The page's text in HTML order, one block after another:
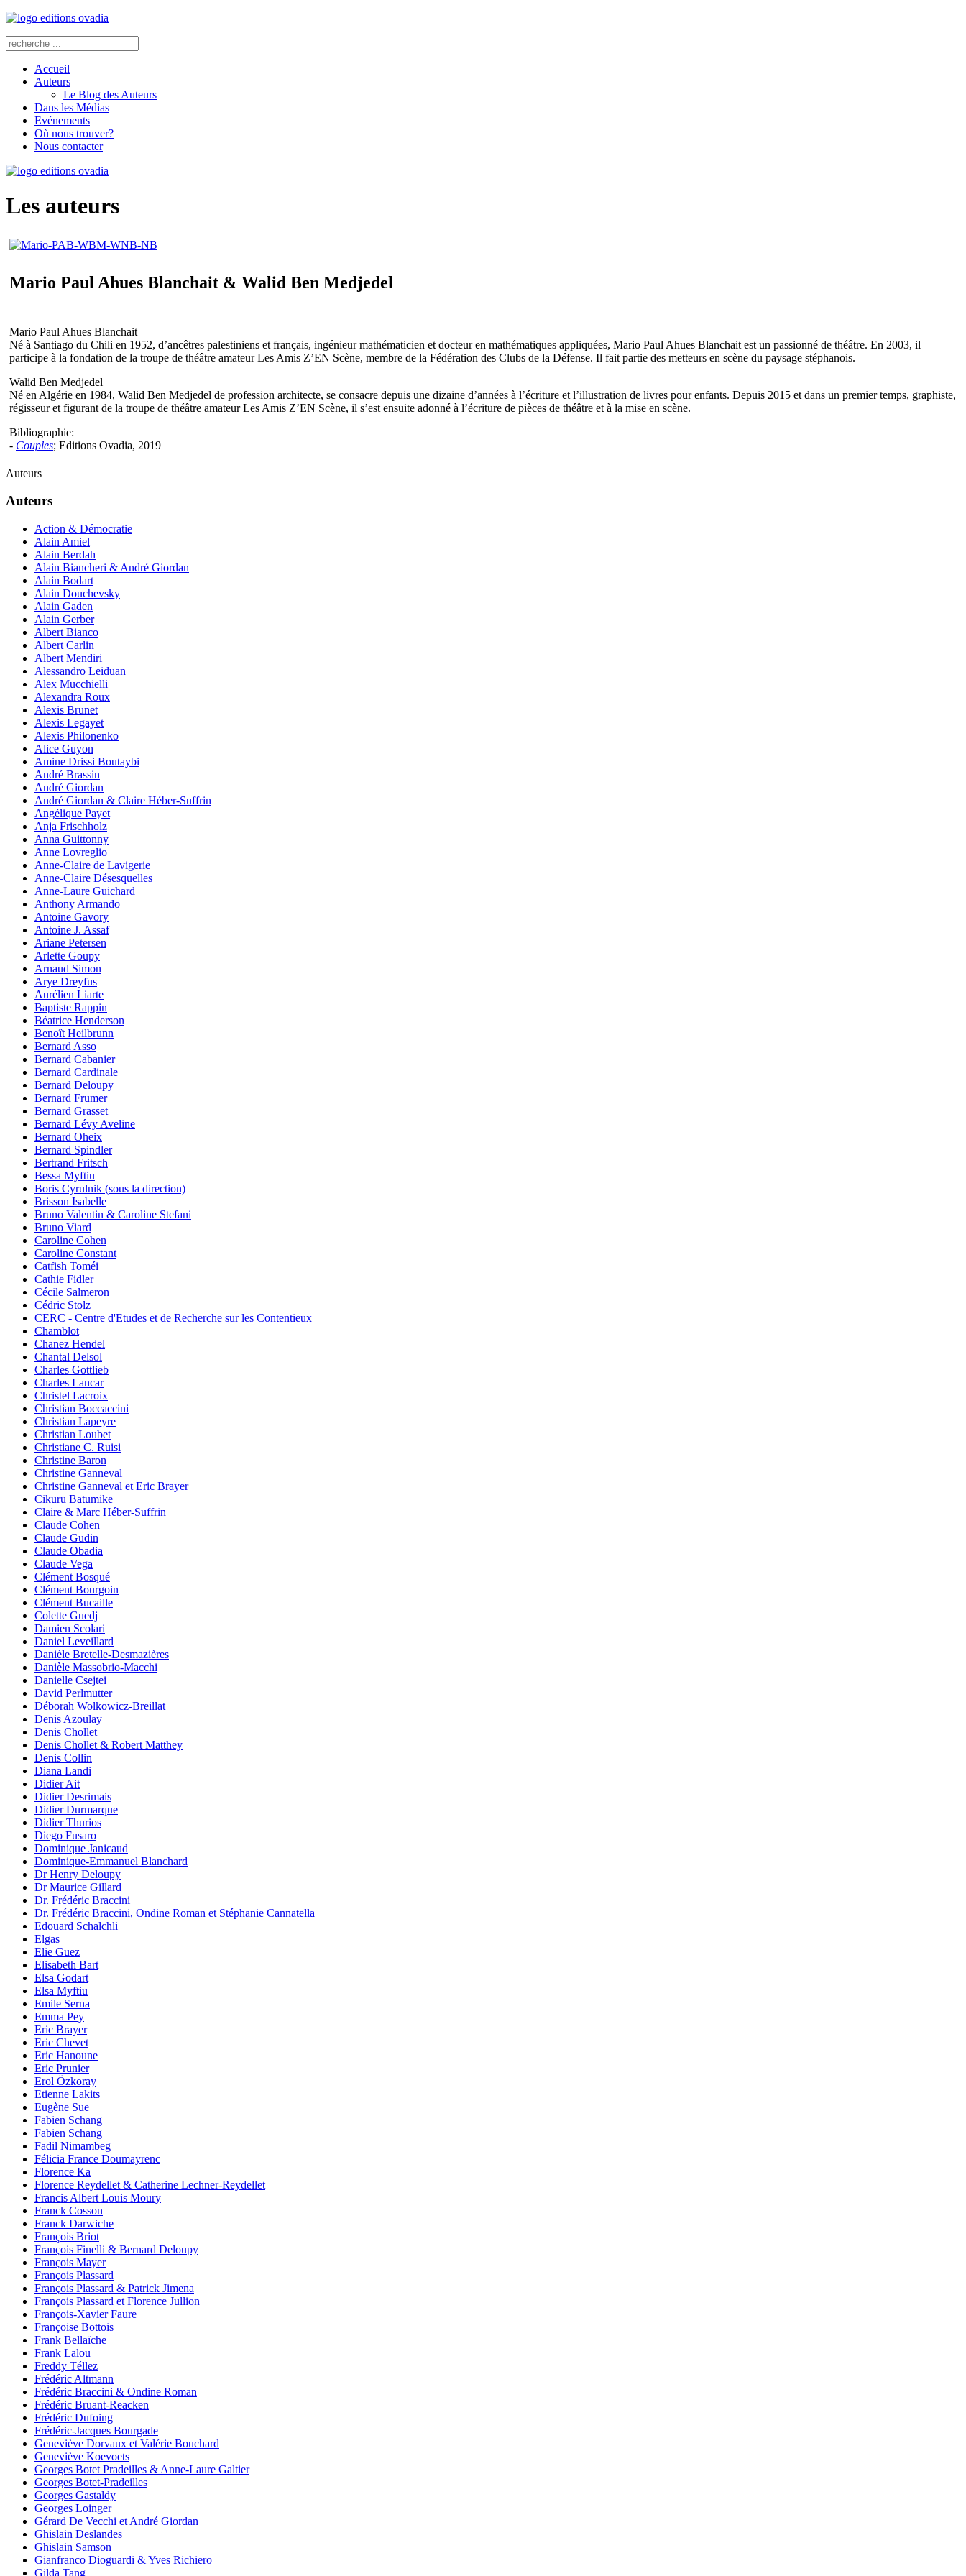
Accueil
Auteurs
Le Blog des Auteurs
Dans les Médias
Evénements
Où nous trouver?
Nous contacter
Les auteurs
Mario Paul Ahues Blanchait & Walid Ben Medjedel
Mario Paul Ahues Blanchait
Né à Santiago du Chili en 1952, d’ancêtres palestiniens et français, ingénieur mathématicien et docteur en mathématiques appliquées, Mario Paul Ahues Blanchait est un passionné de théâtre. En 2003, il
participe à la fondation de la troupe de théâtre amateur Les Amis Z’EN Scène, membre de la Fédération des Clubs de la Défense. Il fait partie des metteurs en scène du paysage stéphanois.
Walid Ben Medjedel
Né en Algérie en 1984, Walid Ben Medjedel de profession architecte, se consacre depuis une dizaine d’années à l’écriture et l’illustration de livres pour enfants. Depuis 2015 et dans un premier temps, graphiste,
régisseur et figurant de la troupe de théâtre amateur Les Amis Z’EN Scène, il s’est ensuite adonné à l’écriture de pièces de théâtre et à la mise en scène.
Bibliographie:
- Couples; Editions Ovadia, 2019
Auteurs
Auteurs
Action & Démocratie
Alain Amiel
Alain Berdah
Alain Biancheri & André Giordan
Alain Bodart
Alain Douchevsky
Alain Gaden
Alain Gerber
Albert Bianco
Albert Carlin
Albert Mendiri
Alessandro Leiduan
Alex Mucchielli
Alexandra Roux
Alexis Brunet
Alexis Legayet
Alexis Philonenko
Alice Guyon
Amine Drissi Boutaybi
André Brassin
André Giordan
André Giordan & Claire Héber-Suffrin
Angélique Payet
Anja Frischholz
Anna Guittonny
Anne Lovreglio
Anne-Claire de Lavigerie
Anne-Claire Désesquelles
Anne-Laure Guichard
Anthony Armando
Antoine Gavory
Antoine J. Assaf
Ariane Petersen
Arlette Goupy
Arnaud Simon
Arye Dreyfus
Aurélien Liarte
Baptiste Rappin
Béatrice Henderson
Benoît Heilbrunn
Bernard Asso
Bernard Cabanier
Bernard Cardinale
Bernard Deloupy
Bernard Frumer
Bernard Grasset
Bernard Lévy Aveline
Bernard Oheix
Bernard Spindler
Bertrand Fritsch
Bessa Myftiu
Boris Cyrulnik (sous la direction)
Brisson Isabelle
Bruno Valentin & Caroline Stefani
Bruno Viard
Caroline Cohen
Caroline Constant
Catfish Toméi
Cathie Fidler
Cécile Salmeron
Cédric Stolz
CERC - Centre d'Etudes et de Recherche sur les Contentieux
Chamblot
Chanez Hendel
Chantal Delsol
Charles Gottlieb
Charles Lancar
Christel Lacroix
Christian Boccaccini
Christian Lapeyre
Christian Loubet
Christiane C. Ruisi
Christine Baron
Christine Ganneval
Christine Ganneval et Eric Brayer
Cikuru Batumike
Claire & Marc Héber-Suffrin
Claude Cohen
Claude Gudin
Claude Obadia
Claude Vega
Clément Bosqué
Clément Bourgoin
Clément Bucaille
Colette Guedj
Damien Scolari
Daniel Leveillard
Danièle Bretelle-Desmazières
Danièle Massobrio-Macchi
Danielle Csejtei
David Perlmutter
Déborah Wolkowicz-Breillat
Denis Azoulay
Denis Chollet
Denis Chollet & Robert Matthey
Denis Collin
Diana Landi
Didier Ait
Didier Desrimais
Didier Durmarque
Didier Thurios
Diego Fusaro
Dominique Janicaud
Dominique-Emmanuel Blanchard
Dr Henry Deloupy
Dr Maurice Gillard
Dr. Frédéric Braccini
Dr. Frédéric Braccini, Ondine Roman et Stéphanie Cannatella
Edouard Schalchli
Elgas
Elie Guez
Elisabeth Bart
Elsa Godart
Elsa Myftiu
Emile Serna
Emma Pey
Eric Brayer
Eric Chevet
Eric Hanoune
Eric Prunier
Erol Özkoray
Etienne Lakits
Eugène Sue
Fabien Schang
Fabien Schang
Fadil Nimambeg
Félicia France Doumayrenc
Florence Ka
Florence Reydellet & Catherine Lechner-Reydellet
Francis Albert Louis Moury
Franck Cosson
Franck Darwiche
François Briot
François Finelli & Bernard Deloupy
François Mayer
François Plassard
François Plassard & Patrick Jimena
François Plassard et Florence Jullion
François-Xavier Faure
Françoise Bottois
Frank Bellaïche
Frank Lalou
Freddy Téllez
Frédéric Altmann
Frédéric Braccini & Ondine Roman
Frédéric Bruant-Reacken
Frédéric Dufoing
Frédéric-Jacques Bourgade
Geneviève Dorvaux et Valérie Bouchard
Geneviève Koevoets
Georges Botet Pradeilles & Anne-Laure Galtier
Georges Botet-Pradeilles
Georges Gastaldy
Georges Loinger
Gérard De Vecchi et André Giordan
Ghislain Deslandes
Ghislain Samson
Gianfranco Dioguardi & Yves Richiero
Gilda Tang